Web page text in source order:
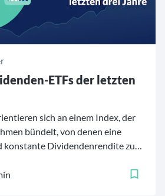
ETFs der letzten
sich an einem Index, der
bündelt, von denen eine
konstante Dividendenrendite zu
ETFs der letzten drei Jahre.